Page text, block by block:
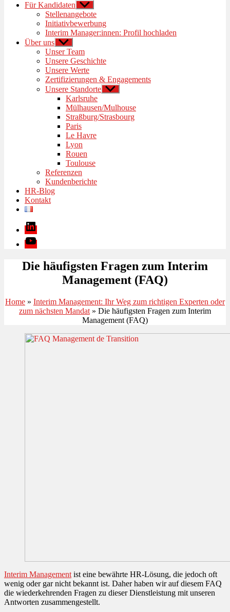
Für Kandidaten Untermenü
anzeigen
Stellenangebote
Initiativbewerbung
Interim Manager:innen: Profil hochladen
Über uns Untermenü
anzeigen
Unser Team
Unsere Geschichte
Unsere Werte
Zertifizierungen & Engagements
Unsere Standorte Untermenü
Karlsruhe
Mülhausen/Mulhouse
Straßburg/Strasbourg
Paris
Le Havre
Lyon
Rouen
Toulouse
Referenzen
Kundenberichte
HR-Blog
Kontakt
LinkedIn
Youtube
Die häufigsten Fragen zum Interim
Management (FAQ)
Home » Interim Management: Ihr Weg zum richtigen Experten oder
zum nächsten Mandat » Die häufigsten Fragen zum Interim
Management (FAQ)
Interim Management ist eine bewährte HR-Lösung, die jedoch oft
wenig oder gar nicht bekannt ist. Daher haben wir auf diesem FAQ
die wiederkehrenden Fragen zu dieser Dienstleistung mit unseren
Antworten zusammengestellt.